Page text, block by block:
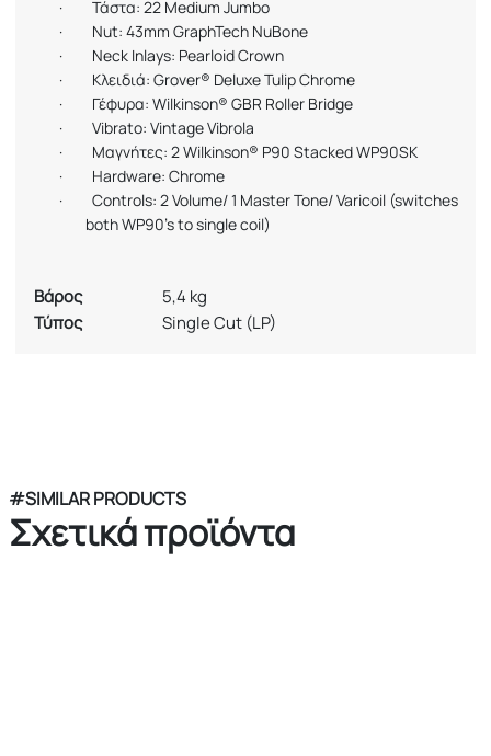
· Τάστα: 22 Medium Jumbo
·
Nut: 43mm GraphTech NuBone
·
Neck Inlays: Pearloid Crown
·
Κλειδιά: Grover® Deluxe TulipChrome
·
Γέφυρα: Wilkinson® GBR Roller Bridge
·
Vibrato: Vintage Vibrola
·
Μαγνήτες: 2 Wilkinson® P90 Stacked WP90SK
·
Hardware: Chrome
·
Controls: 2 Volume/ 1 Master Tone/ Varicoil (switches
both WP90’s to single coil)
Βάρος
5,4 kg
Τύπος
Single Cut (LP)
#SIMILAR PRODUCTS
Σχετικά προϊόντα